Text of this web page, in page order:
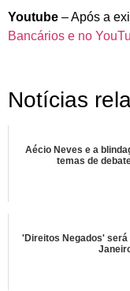
Youtube – Após a
Bancários e no
Notícias
Aécio Neves e a
temas de
'Direitos Negados' será